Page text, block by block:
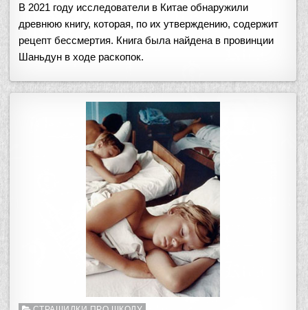
В 2021 году исследователи в Китае обнаружили
древнюю книгу, которая, по их утверждению, содержит
рецепт бессмертия. Книга была найдена в провинции
Шаньдун в ходе раскопок.